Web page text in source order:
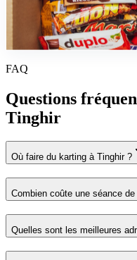
Tous les circuits de karting
Marrakech, Tanger, Rabat.
track days inclus.
FAQ
Questions
Tinghir
Où faire du karting à Tinghir ?
Combien coûte une séance
Quelles sont les meilleures